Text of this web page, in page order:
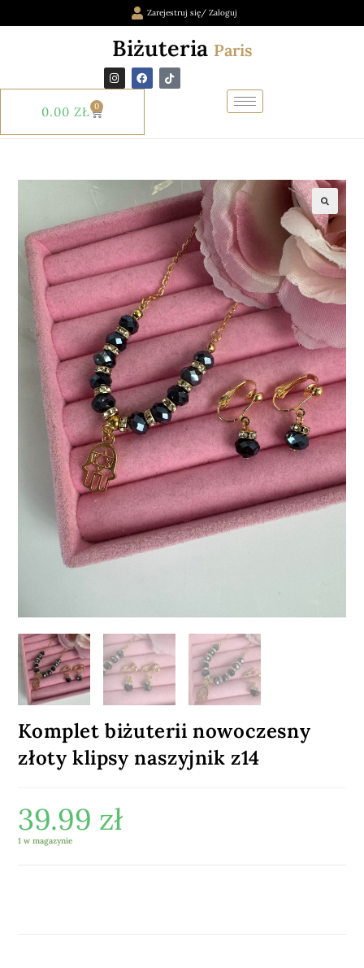
Zarejestruj się/ Zaloguj
Biżuteria Paris
0.00 ZŁ 0
Komplet biżuterii nowoczesny
złoty klipsy naszyjnik z14
39.99 zł
1 w magazynie